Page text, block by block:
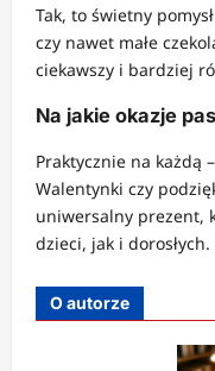
Tak, to świetny
czy nawet małe
ciekawszy i bardziej
Na jakie okazje
Praktycznie na każdą
Walentynki czy
uniwersalny prezent,
dzieci, jak i dorosłych.
O autorze